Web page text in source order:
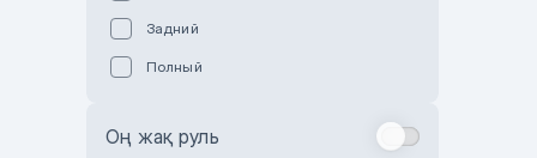
Задний
Полный
Оң жақ руль